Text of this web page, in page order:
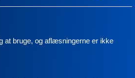
at bruge, og aflæsningerne er ikke